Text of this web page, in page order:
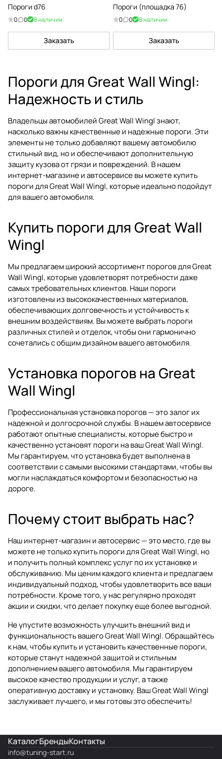
Пороги d76
0 0 В наличии
Заказать
Пороги (площадка 76)
0 0 В наличии
Заказать
Пороги для Great Wall Wingl:
Надежность и стиль
Владельцы автомобилей Great Wall Wingl знают,
насколько важны качественные и надежные пороги. Эти
элементы не только добавляют вашему автомобилю
стильный вид, но и обеспечивают дополнительную
защиту кузова от грязи и повреждений. В нашем
интернет-магазине и автосервисе вы можете купить
пороги для Great Wall Wingl, которые идеально подойдут
для вашего автомобиля.
Купить пороги для Great Wall
Wingl
Мы предлагаем широкий ассортимент порогов для Great
Wall Wingl, которые удовлетворят потребности даже
самых требовательных клиентов. Наши пороги
изготовлены из высококачественных материалов,
обеспечивающих долговечность и устойчивость к
внешним воздействиям. Вы можете выбрать пороги
различных стилей и отделок, чтобы они гармонично
сочетались с общим дизайном вашего автомобиля.
Установка порогов на Great
Wall Wingl
Профессиональная установка порогов — это залог их
надежной и долгосрочной службы. В нашем автосервисе
работают опытные специалисты, которые быстро и
качественно установят пороги на ваш Great Wall Wingl.
Мы гарантируем, что установка будет выполнена в
соответствии с самыми высокими стандартами, чтобы вы
могли наслаждаться комфортом и безопасностью на
дороге.
Почему стоит выбрать нас?
Наш интернет-магазин и автосервис — это место, где вы
можете не только купить пороги для Great Wall Wingl, но
и получить полный комплекс услуг по их установке и
обслуживанию. Мы ценим каждого клиента и предлагаем
индивидуальный подход, чтобы удовлетворить все ваши
потребности. Кроме того, у нас регулярно проходят
акции и скидки, что делает покупку еще более выгодной.
Не упустите возможность улучшить внешний вид и
функциональность вашего Great Wall Wingl. Обращайтесь
к нам, чтобы купить и установить качественные пороги,
которые станут надежной защитой и стильным
дополнением вашего автомобиля. Мы гарантируем
высокое качество продукции и услуг, а также
оперативную доставку и установку. Ваш Great Wall Wingl
заслуживает лучшего, и мы готовы это обеспечить!
КаталогБрендыКонтакты
info@tuning-start.ru